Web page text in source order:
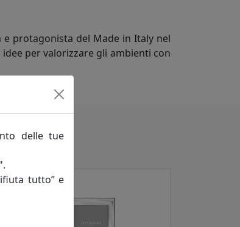
protagonista del Made in Italy nel
per valorizzare gli ambienti con
delle tue
tutto” e